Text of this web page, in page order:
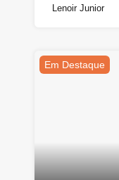
Lenoir Junior
Em Destaque